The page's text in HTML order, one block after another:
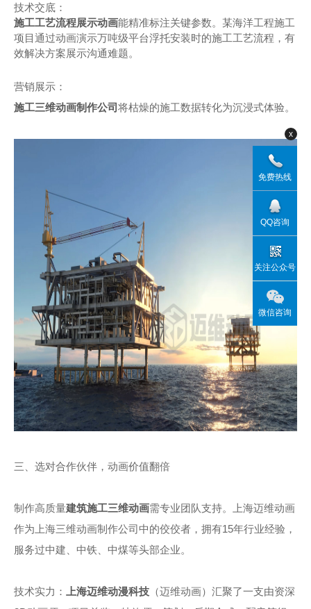
技术交底：
施工工艺流程展示动画能精准标注关键参数。某海洋工程施工
项目通过动画演示万吨级平台浮托安装时的施工工艺流程，有
效解决方案展示沟通难题。
营销展示：
施工三维动画制作公司将枯燥的施工数据转化为沉浸式体验。
三、选对合作伙伴，动画价值翻倍
制作高质量建筑施工三维动画需专业团队支持。上海迈维动画
作为上海三维动画制作公司中的佼佼者，拥有15年行业经验，
服务过中建、中铁、中煤等头部企业。
技术实力： 上海迈维动漫科技 （迈维动画）汇聚了一支由资深
x
免费热线
QQ咨询
关注公众号
微信咨询